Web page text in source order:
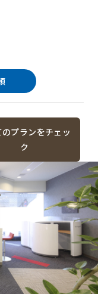
のプランをチェッ
ク